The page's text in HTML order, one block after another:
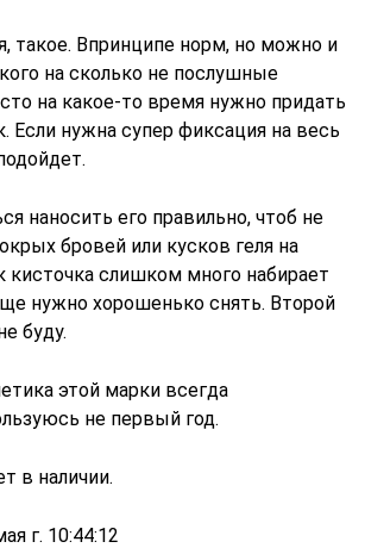
такое. Впринципе норм, но можно и
на сколько не послушные
на какое-то время нужно придать
Если нужна супер фиксация на весь
наносить его правильно, чтоб не
бровей или кусков геля на
кисточка слишком много набирает
нужно хорошенько снять. Второй
буду.
этой марки всегда
не первый год.
в наличии.
г. 10:44:12